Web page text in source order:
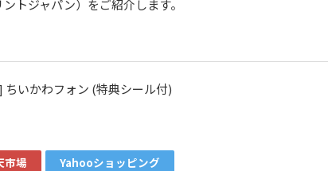
ントジャパン）をご紹介します。
いかわフォン (特典シール付)
市場 Yahooショッピング